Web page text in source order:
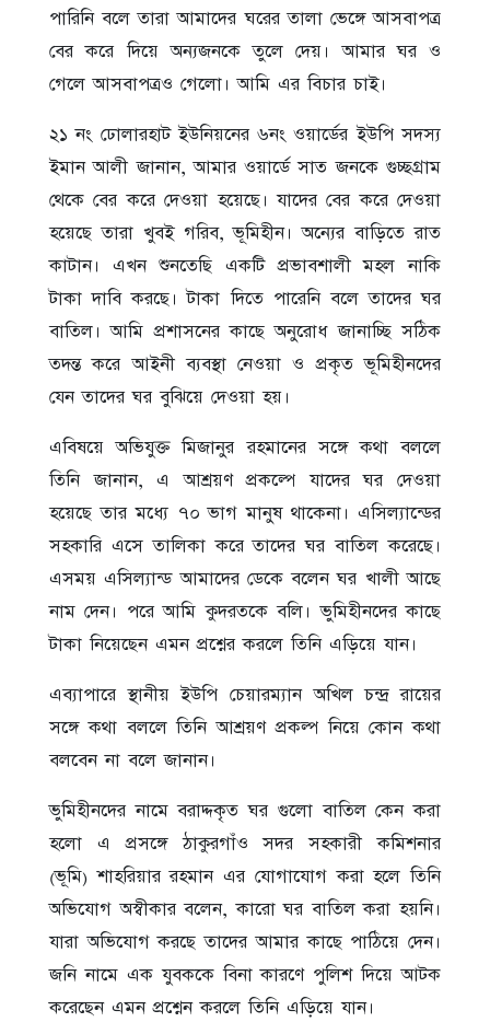
পারিনি বলে তারা আমাদের ঘরের তালা ভেঙ্গে আসবাপত্র
বের করে দিয়ে অন্যজনকে তুলে দেয়। আমার ঘর ও
গেলে আসবাপত্রও গেলো। আমি এর বিচার চাই।
২১ নং ঢোলারহাট ইউনিয়নের ৬নং ওয়ার্ডের ইউপি সদস্য
ইমান আলী জানান, আমার ওয়ার্ডে সাত জনকে গুচ্ছগ্রাম
থেকে বের করে দেওয়া হয়েছে। যাদের বের করে দেওয়া
হয়েছে তারা খুবই গরিব, ভূমিহীন। অন্যের বাড়িতে রাত
কাটান। এখন শুনতেছি একটি প্রভাবশালী মহল নাকি
টাকা দাবি করছে। টাকা দিতে পারেনি বলে তাদের ঘর
বাতিল। আমি প্রশাসনের কাছে অনুরোধ জানাচ্ছি সঠিক
তদন্ত করে আইনী ব্যবস্থা নেওয়া ও প্রকৃত ভূমিহীনদের
যেন তাদের ঘর বুঝিয়ে দেওয়া হয়।
এবিষয়ে অভিযুক্ত মিজানুর রহমানের সঙ্গে কথা বললে
তিনি জানান, এ আশ্রয়ণ প্রকল্পে যাদের ঘর দেওয়া
হয়েছে তার মধ্যে ৭০ ভাগ মানুষ থাকেনা। এসিল্যান্ডের
সহকারি এসে তালিকা করে তাদের ঘর বাতিল করেছে।
এসময় এসিল্যান্ড আমাদের ডেকে বলেন ঘর খালী আছে
নাম দেন। পরে আমি কুদরতকে বলি। ভুমিহীনদের কাছে
টাকা নিয়েছেন এমন প্রশ্নের করলে তিনি এড়িয়ে যান।
এব্যাপারে স্থানীয় ইউপি চেয়ারম্যান অখিল চন্দ্র রায়ের
সঙ্গে কথা বললে তিনি আশ্রয়ণ প্রকল্প নিয়ে কোন কথা
বলবেন না বলে জানান।
ভুমিহীনদের নামে বরাদ্দকৃত ঘর গুলো বাতিল কেন করা
হলো এ প্রসঙ্গে ঠাকুরগাঁও সদর সহকারী কমিশনার
(ভূমি) শাহরিয়ার রহমান এর যোগাযোগ করা হলে তিনি
অভিযোগ অস্বীকার বলেন, কারো ঘর বাতিল করা হয়নি।
যারা অভিযোগ করছে তাদের আমার কাছে পাঠিয়ে দেন।
জনি নামে এক যুবককে বিনা কারণে পুলিশ দিয়ে আটক
করেছেন এমন প্রশ্নেন করলে তিনি এড়িয়ে যান।